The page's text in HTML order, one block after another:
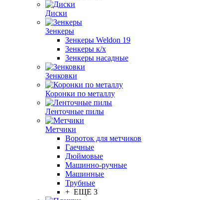
Диски
Зенкеры
Зенкеры Weldon 19
Зенкеры к/х
Зенкеры насадные
Зенковки
Коронки по металлу
Ленточные пилы
Метчики
Вороток для метчиков
Гаечные
Дюймовые
Машинно-ручные
Машинные
Трубные
+ ЕЩЕ 3